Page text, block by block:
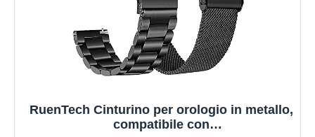
RuenTech Cinturino per orologio in metallo,
compatibile con